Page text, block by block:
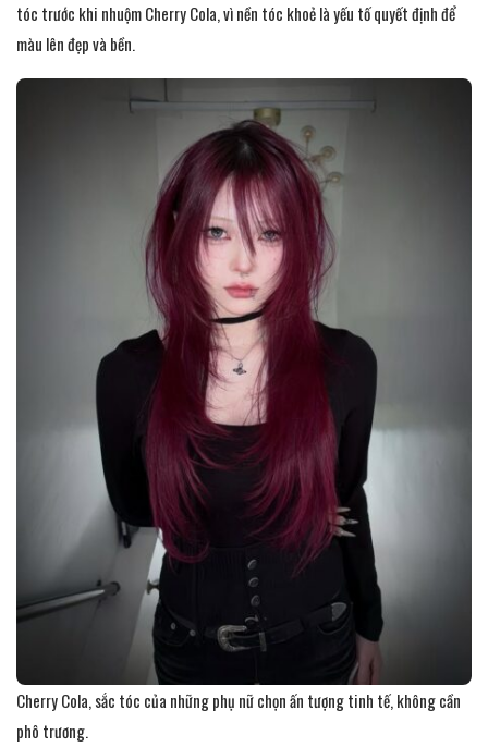
tóc trước khi nhuộm Cherry Cola, vì nền tóc khoẻ là yếu tố quyết định để
màu lên đẹp và bền.
Cherry Cola, sắc tóc của những phụ nữ chọn ấn tượng tinh tế, không cần
phô trương.